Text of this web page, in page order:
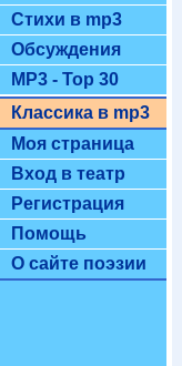
Стихи в mp3
Обсуждения
MP3 - Top 30
Классика в mp3
Моя страница
Вход в театр
Регистрация
Помощь
О сайте поэзии